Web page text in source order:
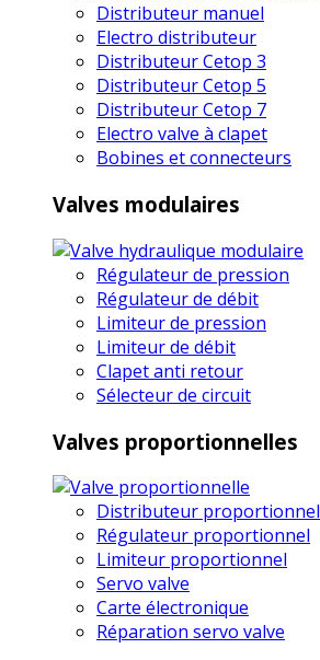
Distributeur manuel
Electro distributeur
Distributeur Cetop 3
Distributeur Cetop 5
Distributeur Cetop 7
Electro valve à clapet
Bobines et connecteurs
Valves modulaires
Régulateur de pression
Régulateur de débit
Limiteur de pression
Limiteur de débit
Clapet anti retour
Sélecteur de circuit
Valves proportionnelles
Distributeur proportionnel
Régulateur proportionnel
Limiteur proportionnel
Servo valve
Carte électronique
Réparation servo valve